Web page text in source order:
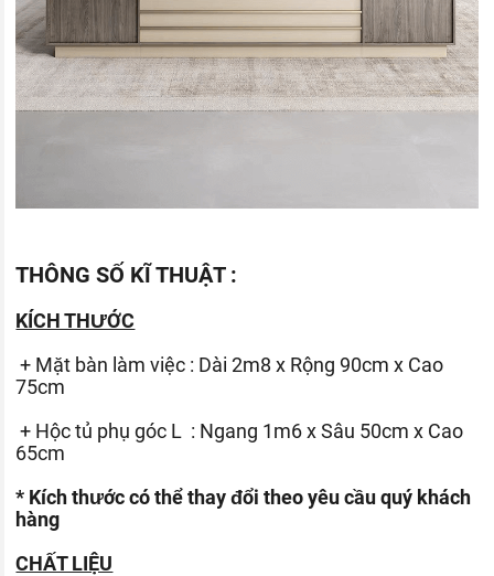
THÔNG SỐ KĨ THUẬT :
KÍCH THƯỚC
+ Mặt bàn làm việc : Dài 2m8 x Rộng 90cm x Cao
75cm
+ Hộc tủ phụ góc L : Ngang 1m6 x Sâu 50cm x Cao
65cm
* Kích thước có thể thay đổi theo yêu cầu quý khách
hàng
CHẤT LIỆU